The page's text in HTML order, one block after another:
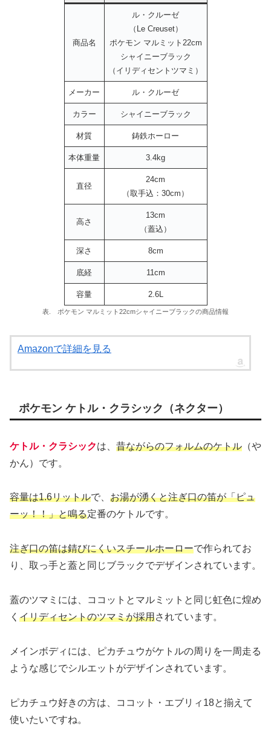
商品名
ル・クルーゼ
（Le Creuset）
ポケモン マルミット22cm
シャイニーブラック
（イリディセントツマミ）
メーカー ル・クルーゼ
カラー シャイニーブラック
材質 鋳鉄ホーロー
本体重量 3.4kg
直径
24cm
（取手込：30cm）
高さ
13cm
（蓋込）
深さ 8cm
底経 11cm
容量 2.6L
表. ポケモン マルミット22cmシャイニーブラックの商品情報
Amazonで詳細を見る
ポケモン ケトル・クラシック（ネクター）
ケトル・クラシックは、 昔ながらのフォルムのケトル （や
かん）です。
容量は1.6リットルで、 お湯が湧くと注ぎ口の笛が「ピュ
ーッ！！」と鳴る定番のケトルです。
注ぎ口の笛は錆びにくいスチールホーローで作られてお
り、取っ手と蓋と同じブラックでデザインされています。
蓋のツマミには、ココットとマルミットと同じ虹色に煌め
く イリディセントのツマミが採用されています。
メインボディには、ピカチュウがケトルの周りを一周走る
ような感じでシルエットがデザインされています。
ピカチュウ好きの方は、ココット・エブリィ18と揃えて
使いたいですね。